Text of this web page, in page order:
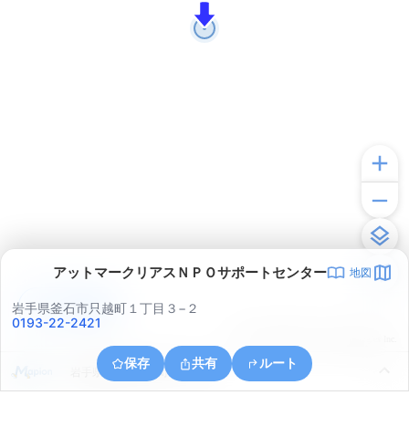
アットマークリアスＮＰＯサポートセンター 地図
岩手県釜石市只越町１丁目３−２
0193-22-2421
保存 共有 ルート
岩手県釜石市大平町１丁目４
アプリで見る